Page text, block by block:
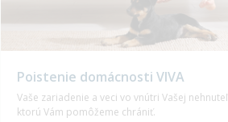
Poistenie domácnosti VIVA
Vaše zariadenie a veci vo vnútri Vašej
ktorú Vám pomôžeme chrániť.